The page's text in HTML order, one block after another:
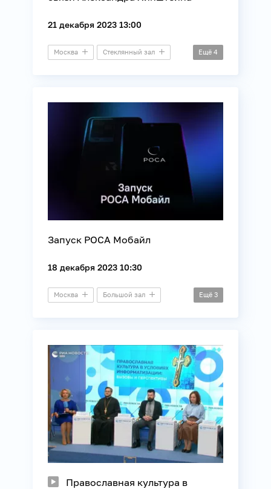
21 декабря 2023 13:00
Москва Стеклянный зал Ещё 4
Запуск РОСА Мобайл
18 декабря 2023 10:30
Москва Большой зал Ещё 3
Православная культура в